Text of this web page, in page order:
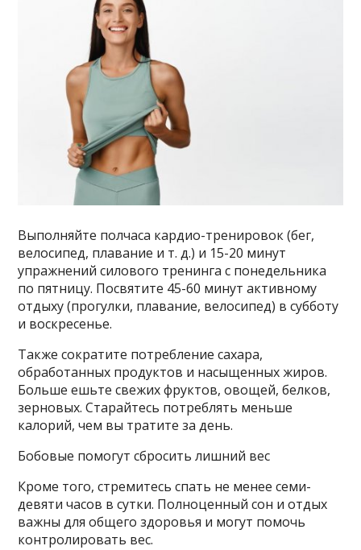
Выполняйте полчаса кардио-тренировок (бег,
велосипед, плавание и т. д.) и 15-20 минут
упражнений силового тренинга с понедельника
по пятницу. Посвятите 45-60 минут активному
отдыху (прогулки, плавание, велосипед) в субботу
и воскресенье.
Также сократите потребление сахара,
обработанных продуктов и насыщенных жиров.
Больше ешьте свежих фруктов, овощей, белков,
зерновых. Старайтесь потреблять меньше
калорий, чем вы тратите за день.
Бобовые помогут сбросить лишний вес
Кроме того, стремитесь спать не менее семи-
девяти часов в сутки. Полноценный сон и отдых
важны для общего здоровья и могут помочь
контролировать вес.